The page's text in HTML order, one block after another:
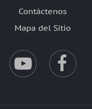
Contáctenos
Mapa del Sitio